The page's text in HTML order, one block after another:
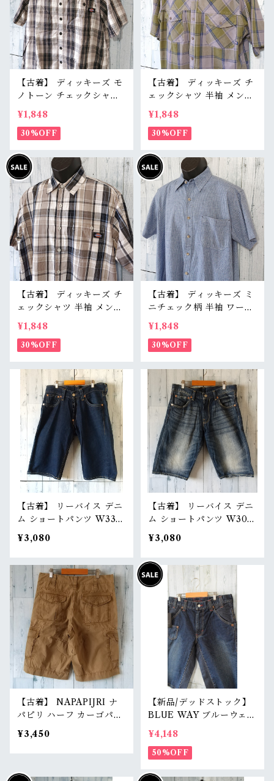
【古着】 ディッキーズ モ
ノトーン チェックシャツ
半袖 メンズ XL グレー ブ
ラック 黒 コットン100%
Dickies RankB
¥1,848
30%OFF
【古着】 ディッキーズ チ
ェックシャツ 半袖 メンズ
XL グレー グリーン 灰 緑
コットン100% Dickies R
ankB
¥1,848
30%OFF
【古着】 ディッキーズ チ
ェックシャツ 半袖 メンズ
L グレー カーキ ベージュ
アースカラー コットン10
0% RankB
¥1,848
30%OFF
【古着】 ディッキーズ ミ
ニチェック柄 半袖 ワーク
シャツ L 白 水色 小格子
コットンポリ イージーケ
ア Dickies RankB
¥1,848
30%OFF
【古着】 リーバイス デニ
ム ショートパンツ W33
（ウエスト85cm） 濃紺
インディゴ シンチバック
ハーフパンツ Levi's Ran
kB
¥3,080
【古着】 リーバイス デニ
ム ショートパンツ W30
（実寸ウエスト81cm） 濃
紺 インディゴ ハーフパン
ツ 膝丈 Levi's RankB
¥3,080
【古着】 NAPAPIJRI ナ
パピリ ハーフ カーゴパン
ツ 31（ウエスト79cm）
カーキ アースカラー ショ
ーツ ユーロストリート Ra
¥3,450
【新品/デッドストック】
BLUE WAY ブルーウェイ
日本製 デニムショートパ
ンツ S/M/L（M1431-5
0） 膝下丈 職人加工 アメ
¥4,148
50%OFF